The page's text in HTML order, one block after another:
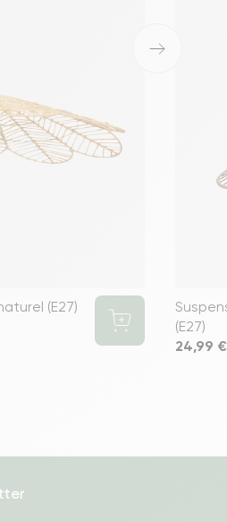
(E27)
(E27)
Prix
24,99 €
›